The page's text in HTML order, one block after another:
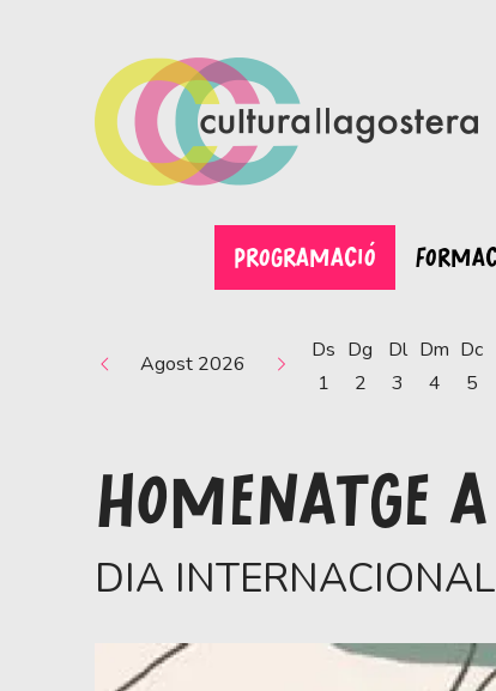
PROGRAMACIÓ
Agost 2026
Ds
1
Dg
2
Dl
3
Dm
4
Dc
5
HOMENATGE
DIA